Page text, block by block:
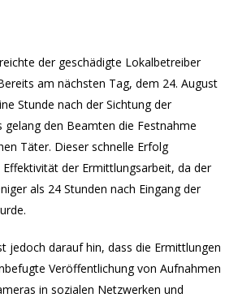
der geschädigte Lokalbetreiber
am nächsten Tag, dem 24. August
Stunde nach der Sichtung der
gelang den Beamten die Festnahme
Täter. Dieser schnelle Erfolg
der Ermittlungsarbeit, da der
als 24 Stunden nach Eingang der
jedoch darauf hin, dass die Ermittlungen
Veröffentlichung von Aufnahmen
in sozialen Netzwerken und